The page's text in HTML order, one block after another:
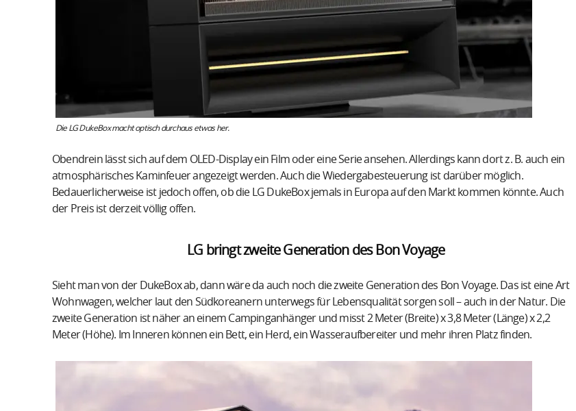
Die LG DukeBox macht optisch durchaus etwas her.
Obendrein lässt sich auf dem OLED-Display ein Film oder eine Serie ansehen. Allerdings kann dort z. B. auch ein
atmosphärisches Kaminfeuer angezeigt werden. Auch die Wiedergabesteuerung ist darüber möglich.
Bedauerlicherweise ist jedoch offen, ob die LG DukeBox jemals in Europa auf den Markt kommen könnte. Auch
der Preis ist derzeit völlig offen.
LG bringt zweite Generation des Bon Voyage
Sieht man von der DukeBox ab, dann wäre da auch noch die zweite Generation des Bon Voyage. Das ist eine Art
Wohnwagen, welcher laut den Südkoreanern unterwegs für Lebensqualität sorgen soll – auch in der Natur. Die
zweite Generation ist näher an einem Campinganhänger und misst 2 Meter (Breite) x 3,8 Meter (Länge) x 2,2
Meter (Höhe). Im Inneren können ein Bett, ein Herd, ein Wasseraufbereiter und mehr ihren Platz finden.